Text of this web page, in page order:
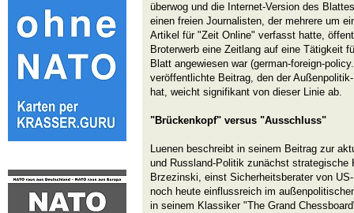
überwog und die Internet-Version des
einen freien Journalisten, der mehrere um
Artikel für "Zeit Online" verfasst hatte,
Broterwerb eine Zeitlang auf eine Tätigkeit
Blatt angewiesen war (german-foreign-
veröffentlichte Beitrag, den der
hat, weicht signifikant von dieser Linie ab.
"Brückenkopf" versus "Ausschluss"
Luenen beschreibt in seinem Beitrag zur
und Russland-Politik zunächst strategische
Brzezinski, einst Sicherheitsberater von
noch heute einflussreich im
in seinem Klassiker "The Grand